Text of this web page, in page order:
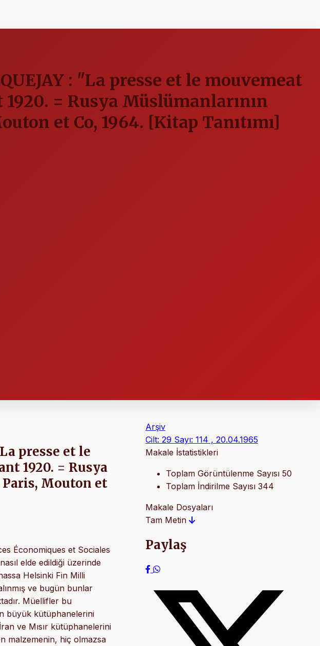
: "La presse et le mouvemeat
= Rusya Müslümanlarının
et Co, 1964. [Kitap Tanıtımı]
presse et le
1920. = Rusya
Mouton et
Économiques et Sociales
elde edildiği üzerinde
Helsinki Fin Milli
ve bugün bunlar
Müellifler bu
büyük kütüphanelerini
ve Mısır kütüphanelerini
malzemenin, hiç olmazsa
Arşiv
Cilt: 29 Sayı: 114 , 20.04.1965
Makale İstatistikleri
Toplam Görüntülenme Sayısı 50
Toplam İndirilme Sayısı 344
Makale Dosyaları
Tam Metin
Paylaş